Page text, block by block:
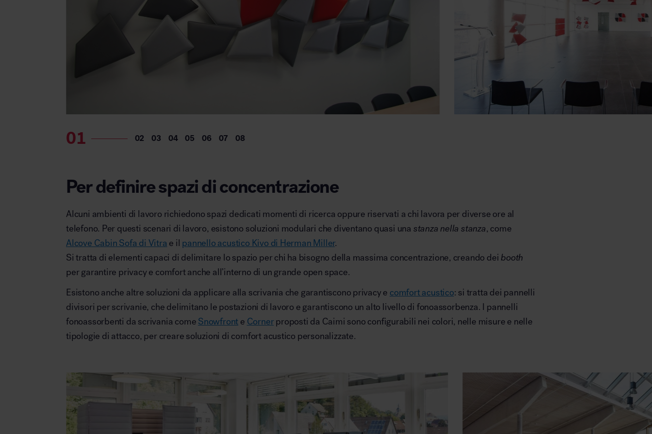
Per definire spazi di concentrazione
Alcuni ambienti di lavoro richiedono spazi dedicati momenti di ricerca oppure riservati a chi lavora per diverse ore al
telefono. Per questi scenari di lavoro, esistono soluzioni modulari che diventano quasi una stanza nella stanza, come
Alcove Cabin Sofa di Vitra e il pannello acustico Kivo di Herman Miller.
Si tratta di elementi capaci di delimitare lo spazio per chi ha bisogno della massima concentrazione, creando dei booth
per garantire privacy e comfort anche all’interno di un grande open space.
Esistono anche altre soluzioni da applicare alla scrivania che garantiscono privacy e comfort acustico: si tratta dei pannelli
divisori per scrivanie, che delimitano le postazioni di lavoro e garantiscono un alto livello di fonoassorbenza. I pannelli
fonoassorbenti da scrivania come Snowfront e Cornerproposti da Caimi sono configurabili nei colori, nelle misure e nelle
tipologie di attacco, per creare soluzioni di comfort acustico personalizzate.